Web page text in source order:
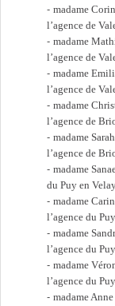
madame
l’agence de
madame
l’agence de
madame
l’agence de
madame
l’agence de
madame
l’agence de
madame
du Puy en
madame
l’agence du
madame
l’agence du
madame
l’agence du
madame